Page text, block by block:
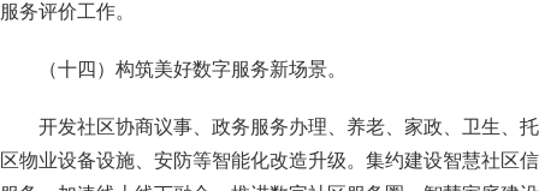
服务评价工作。
（十四）构筑美好数字服务新场景。
开发社区协商议事、政务服务办理、养老、家政、卫生、
区物业设备设施、安防等智能化改造升级。集约建设智慧社区